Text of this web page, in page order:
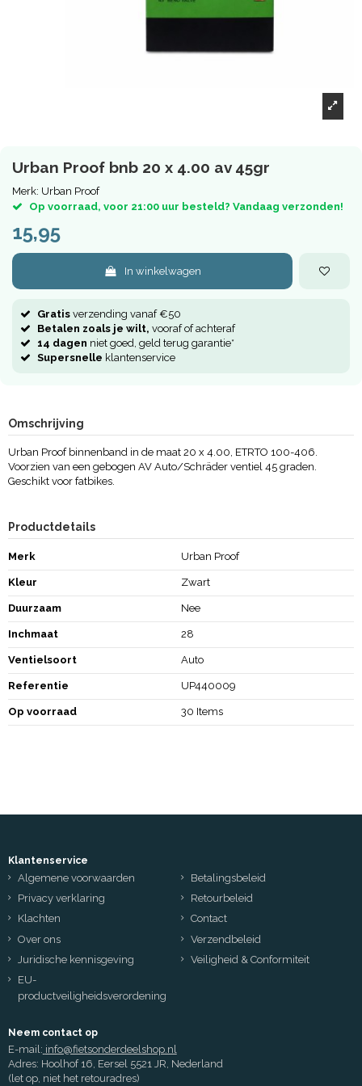
Urban Proof bnb 20 x 4.00 av 45gr
Merk: Urban Proof
Op voorraad, voor 21:00 uur besteld? Vandaag verzonden!
15,95
In winkelwagen
Gratis verzending vanaf €50
Betalen zoals je wilt, vooraf of achteraf
14 dagen niet goed, geld terug garantie*
Supersnelle klantenservice
Omschrijving
Urban Proof binnenband in de maat 20 x 4.00, ETRTO 100-406.
Voorzien van een gebogen AV Auto/Schräder ventiel 45 graden.
Geschikt voor fatbikes.
Productdetails
Merk Urban Proof
Kleur Zwart
Duurzaam Nee
Inchmaat 28
Ventielsoort Auto
Referentie UP440009
Op voorraad 30 Items
Klantenservice
Algemene voorwaarden
Betalingsbeleid
Privacy verklaring
Retourbeleid
Klachten
Contact
Over ons
Verzendbeleid
Juridische kennisgeving
Veiligheid & Conformiteit
EU-
productveiligheidsverordening
Neem contact op
E-mail: info@fietsonderdeelshop.nl
Adres: Hoolhof 16, Eersel 5521 JR, Nederland
(let op, niet het retouradres)